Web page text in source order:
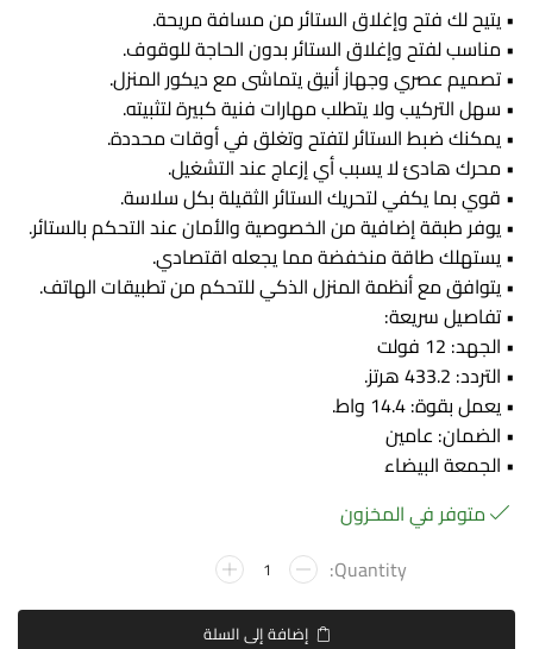
• يتيح لك فتح وإغلاق الستائر من مسافة مريحة.
• مناسب لفتح وإغلاق الستائر بدون الحاجة للوقوف.
• تصميم عصري وجهاز أنيق يتماشى مع ديكور المنزل.
• سهل التركيب ولا يتطلب مهارات فنية كبيرة لتثبيته.
• يمكنك ضبط الستائر لتفتح وتغلق في أوقات محددة.
• محرك هادئ لا يسبب أي إزعاج عند التشغيل.
• قوي بما يكفي لتحريك الستائر الثقيلة بكل سلاسة.
• يوفر طبقة إضافية من الخصوصية والأمان عند التحكم بالستائر.
• يستهلك طاقة منخفضة مما يجعله اقتصادي.
• يتوافق مع أنظمة المنزل الذكي للتحكم من تطبيقات الهاتف.
• تفاصيل سريعة:
• الجهد: 12 فولت
• التردد: 433.2 هرتز.
• يعمل بقوة: 14.4 واط.
• الضمان: عامين
• الجمعة البيضاء
متوفر في المخزون
إضافة إلى السلة